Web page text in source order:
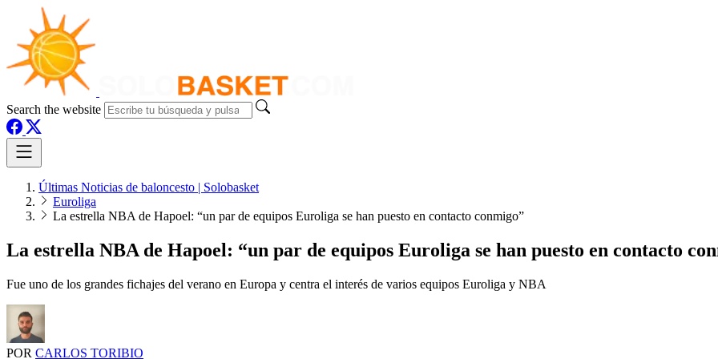
Search the website
Últimas Noticias de baloncesto | Solobasket
Euroliga
La estrella NBA de Hapoel: “un par de equipos Euroliga se han puesto en contacto conmigo”
La estrella NBA de Hapoel: “un par de equipos Euroliga se han puesto en contacto
Fue uno de los grandes fichajes del verano en Europa y centra el interés de varios equipos Euroliga y NBA
POR CARLOS TORIBIO